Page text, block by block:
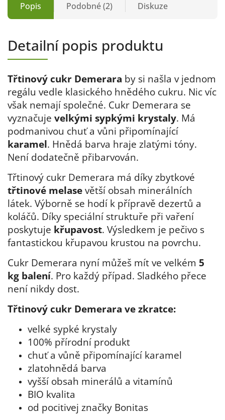
Popis Podobné (2) Diskuze
Detailní popis produktu
Třtinový cukr Demerara by si našla v jednom
regálu vedle klasického hnědého cukru. Nic víc
však nemají společné. Cukr Demerara se
vyznačuje velkými sypkými krystaly. Má
podmanivou chuť a vůni připomínající
karamel. Hnědá barva hraje zlatými tóny.
Není dodatečně přibarvován.
Třtinový cukr Demerara má díky zbytkové
třtinové melase větší obsah minerálních
látek. Výborně se hodí k přípravě dezertů a
koláčů. Díky speciální struktuře při vaření
poskytuje křupavost. Výsledkem je pečivo s
fantastickou křupavou krustou na povrchu.
Cukr Demerara nyní můžeš mít ve velkém 5
kg balení. Pro každý případ. Sladkého přece
není nikdy dost.
Třtinový cukr Demerara ve zkratce:
velké sypké krystaly
100% přírodní produkt
chuť a vůně připomínající karamel
zlatohnědá barva
vyšší obsah minerálů a vitamínů
BIO kvalita
od pocitivej značky Bonitas